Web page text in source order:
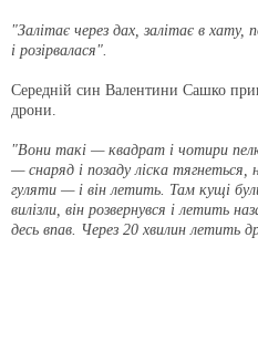
"Залітає через дах, залітає в хату,
і розірвалася".
Середній син Валентини Сашко
дрони.
"Вони такі — квадрат і чотири
— снаряд і позаду ліска
гуляти — і він летить. Там кущі
вилізли, він розвернувся і летить
десь впав. Через 20 хвилин летить